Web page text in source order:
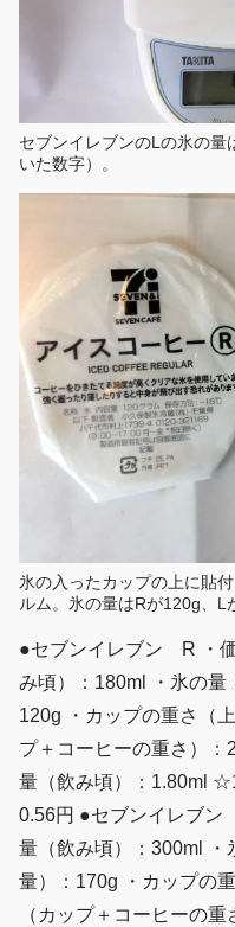
セブンイレブンのLの氷の量
いた数字）。
氷の入ったカップの上に貼
ルム。氷の量はRが120g、L
●セブンイレブン R ・
み頃）：180ml ・氷の量
120g ・カップの重さ（
プ＋コーヒーの重さ）
量（飲み頃）：1.80ml
0.56円 ●セブンイレブ
量（飲み頃）：300ml
量）：170g ・カップの
（カップ＋コーヒーの